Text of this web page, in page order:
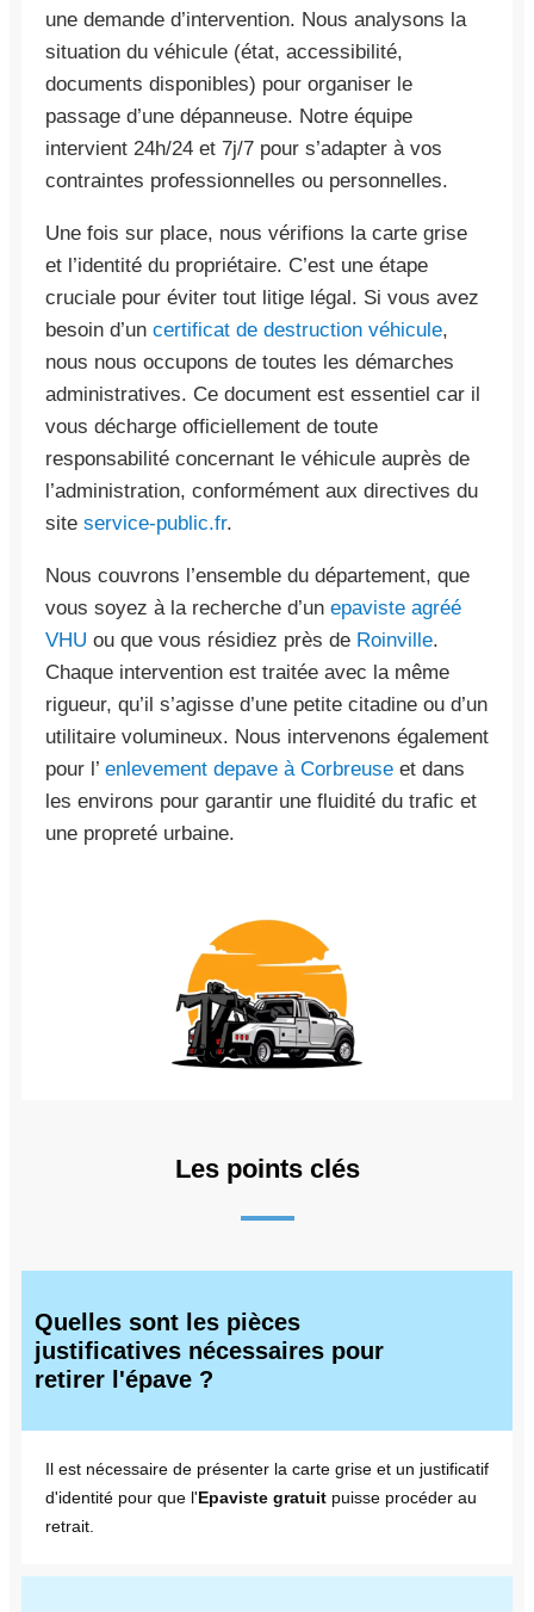
une demande d’intervention. Nous analysons la
situation du véhicule (état, accessibilité,
documents disponibles) pour organiser le
passage d’une dépanneuse. Notre équipe
intervient 24h/24 et 7j/7 pour s’adapter à vos
contraintes professionnelles ou personnelles.
Une fois sur place, nous vérifions la carte grise
et l’identité du propriétaire. C’est une étape
cruciale pour éviter tout litige légal. Si vous avez
besoin d’un certificat de destruction véhicule,
nous nous occupons de toutes les démarches
administratives. Ce document est essentiel car il
vous décharge officiellement de toute
responsabilité concernant le véhicule auprès de
l’administration, conformément aux directives du
site service-public.fr.
Nous couvrons l’ensemble du département, que
vous soyez à la recherche d’un epaviste agréé
VHU ou que vous résidiez près de Roinville.
Chaque intervention est traitée avec la même
rigueur, qu’il s’agisse d’une petite citadine ou d’un
utilitaire volumineux. Nous intervenons également
pour l’ enlevement depave à Corbreuse et dans
les environs pour garantir une fluidité du trafic et
une propreté urbaine.
Les points clés
Quelles sont les pièces
justificatives nécessaires pour
retirer l'épave ?
Il est nécessaire de présenter la carte grise et un justificatif
d'identité pour que l'Epaviste gratuit puisse procéder au
retrait.